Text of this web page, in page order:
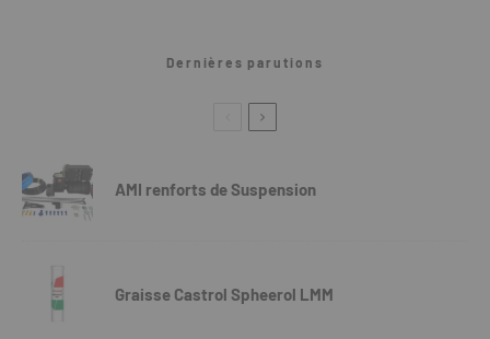
Dernières parutions
AMI renforts de Suspension
Graisse Castrol Spheerol LMM